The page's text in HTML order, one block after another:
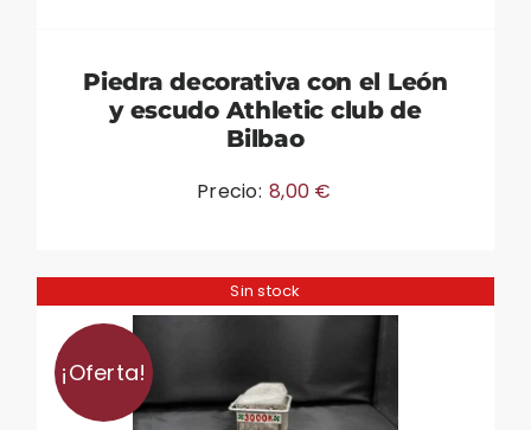
Piedra decorativa con el León
y escudo Athletic club de
Bilbao
Precio: 8,00 €
Sin stock
¡Oferta!